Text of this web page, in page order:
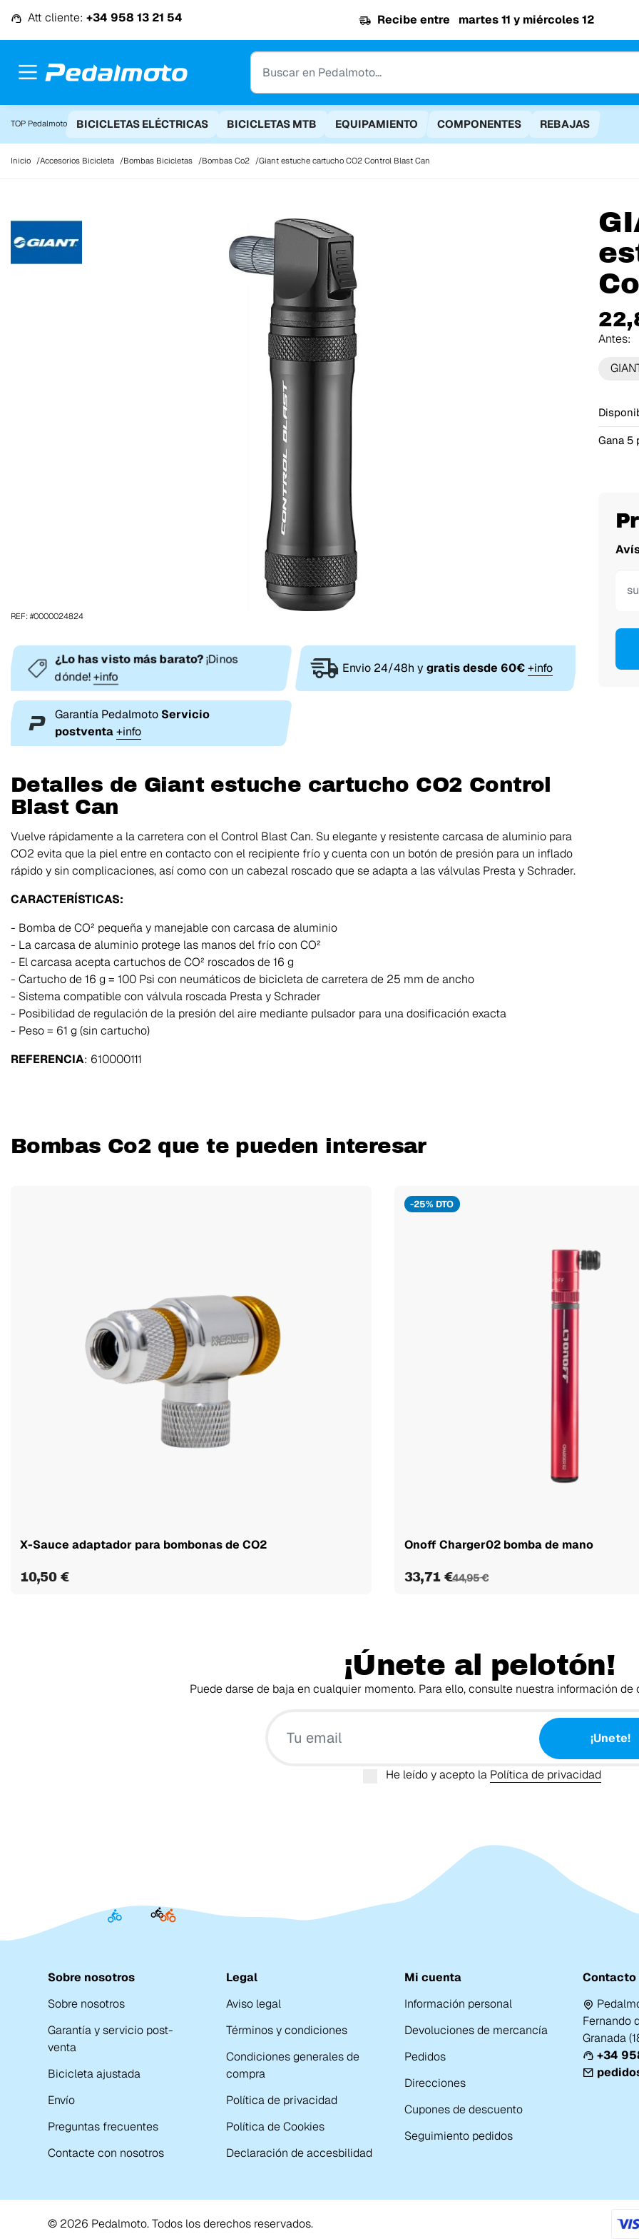
Att cliente: +34 958 13 21 54 Recibe entre martes 11 y miércoles 12
TOP Pedalmoto BICICLETAS ELÉCTRICAS BICICLETAS MTB EQUIPAMIENTO COMPONENTES REBAJAS
Inicio Accesorios Bicicleta Bombas Bicicletas Bombas Co2 Giant estuche cartucho CO2 Control Blast Can
Antes:
Gana 5
REF: #0000024824
¿Lo has visto más barato?¡Dinos
dónde!+info
Envio 24/48h y gratis desde 60€ +info
Garantía Pedalmoto Servicio
postventa+info
Detalles de Giant estuche cartucho CO2 Control
Blast Can
Vuelve rápidamente a la carretera con el Control Blast Can. Su elegante y resistente carcasa de aluminio para
CO2 evita que la piel entre en contacto con el recipiente frío y cuenta con un botón de presión para un inflado
rápido y sin complicaciones, así como con un cabezal roscado que se adapta a las válvulas Presta y Schrader.
CARACTERÍSTICAS:
- Bomba de CO² pequeña y manejable con carcasa de aluminio
- La carcasa de aluminio protege las manos del frío con CO²
- El carcasa acepta cartuchos de CO² roscados de 16 g
- Cartucho de 16 g = 100 Psi con neumáticos de bicicleta de carretera de 25 mm de ancho
- Sistema compatible con válvula roscada Presta y Schrader
- Posibilidad de regulación de la presión del aire mediante pulsador para una dosificación exacta
- Peso = 61 g (sin cartucho)
REFERENCIA: 610000111
Bombas Co2 que te pueden interesar
X-Sauce adaptador para bombonas de CO2
10,50 €
-25% DTO
Onoff Charger02 bomba de mano
33,71 €44,95 €
¡Únete al pelotón!
Puede darse de baja en cualquier momento. Para ello, consulte nuestra información
¡Unete!
He leído y acepto la Política de privacidad
Sobre nosotros
Sobre nosotros
Garantía y servicio post-
venta
Bicicleta ajustada
Envío
Preguntas frecuentes
Contacte con nosotros
Legal
Aviso legal
Términos y condiciones
Condiciones generales de
compra
Política de privacidad
Política de Cookies
Declaración de accesbilidad
Mi cuenta
Información personal
Devoluciones de mercancía
Pedidos
Direcciones
Cupones de descuento
Seguimiento pedidos
Contacto
Fernando
Granada
+34
© 2026 Pedalmoto. Todos los derechos reservados.